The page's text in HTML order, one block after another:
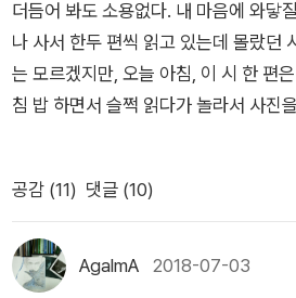
것들이 전혀 쓸데없단 이야기를 하는
중하기도 힘들고 그런 시간을 내기도
그 자체와 나 자신에 집중하며 생각하며
는 거리가 있다는 말이다. 그런 측면에
모든 시들은 낱개 포장이다. 한 번 뜯
아니다. 생각날 때마다 한 편씩 들여다
나름 책을 읽는다는 사람들에겐 독서 습
다. 책 한 권을 하루나 이틀 안에 다 읽어
더듬어 봐도 소용없다. 내 마음에 와닿
나 사서 한두 편씩 읽고 있는데 몰랐던
는 모르겠지만, 오늘 아침, 이 시 한 편
침 밥 하면서 슬쩍 읽다가 놀라서 사진
시는 편이라 아침상 차리는 스트레스는
인가, 했더니 막내가 아침엔 꼭 밥에 국
침은 국은 패스, 어제 지어둔 밥에 깨와
운 스팸과 묶어서 무스비를 만들었다.
공감 (11) 댓글 (10)
AgalmA 2018-07-03